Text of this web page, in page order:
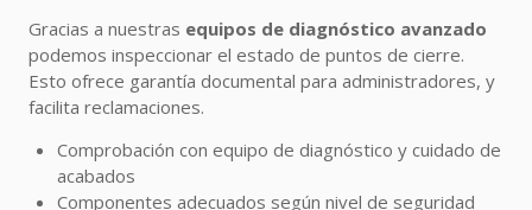
Gracias a nuestras equipos de diagnóstico avanzado
podemos inspeccionar el estado de puntos de cierre.
Esto ofrece garantía documental para administradores, y
facilita reclamaciones.
Comprobación con equipo de diagnóstico y cuidado de
acabados
Componentes adecuados según nivel de seguridad